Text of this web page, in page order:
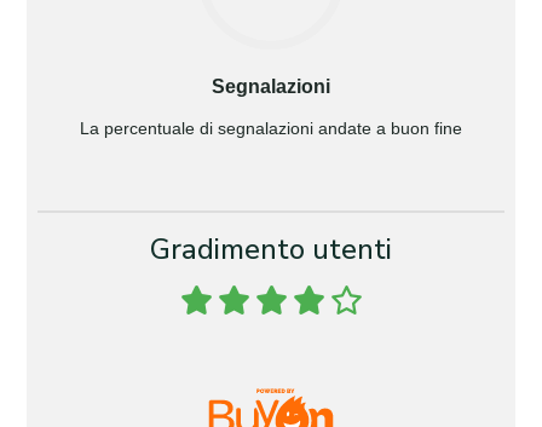
Segnalazioni
La percentuale di segnalazioni andate a buon fine
Gradimento utenti